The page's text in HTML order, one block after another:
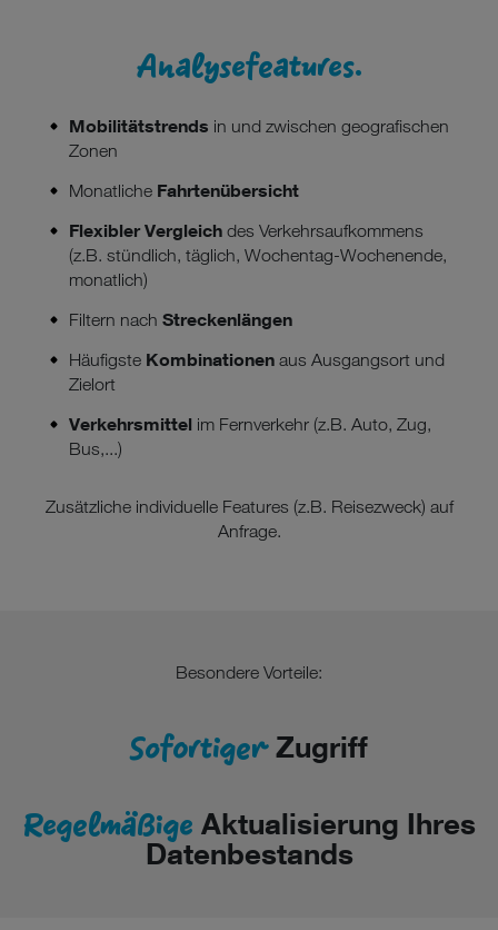
Analysefeatures.
Mobilitätstrends in und zwischen geografischen
Zonen
Monatliche Fahrtenübersicht
Flexibler Vergleich des Verkehrsaufkommens
(z.B. stündlich, täglich, Wochentag-Wochenende,
monatlich)
Filtern nach Streckenlängen
Häufigste Kombinationen aus Ausgangsort und
Zielort
Verkehrsmittel im Fernverkehr (z.B. Auto, Zug,
Bus,...)
Zusätzliche individuelle Features (z.B. Reisezweck) auf
Anfrage.
Besondere Vorteile:
SofortigerZugriff
Regelmäßige Aktualisierung Ihres
Datenbestands